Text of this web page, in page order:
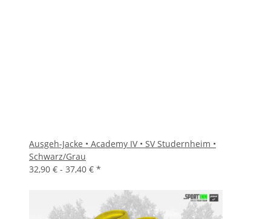
Ausgeh-Jacke • Academy IV • SV Studernheim •
Schwarz/Grau
32,90 € - 37,40 € *